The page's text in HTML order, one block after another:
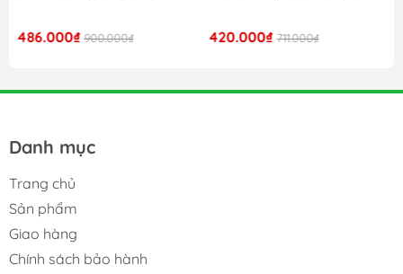
420.000₫ 711.000₫
980.000₫ 1.690.000₫
Danh mục
Trang chủ
Sản phẩm
Giao hàng
Chính sách bảo hành